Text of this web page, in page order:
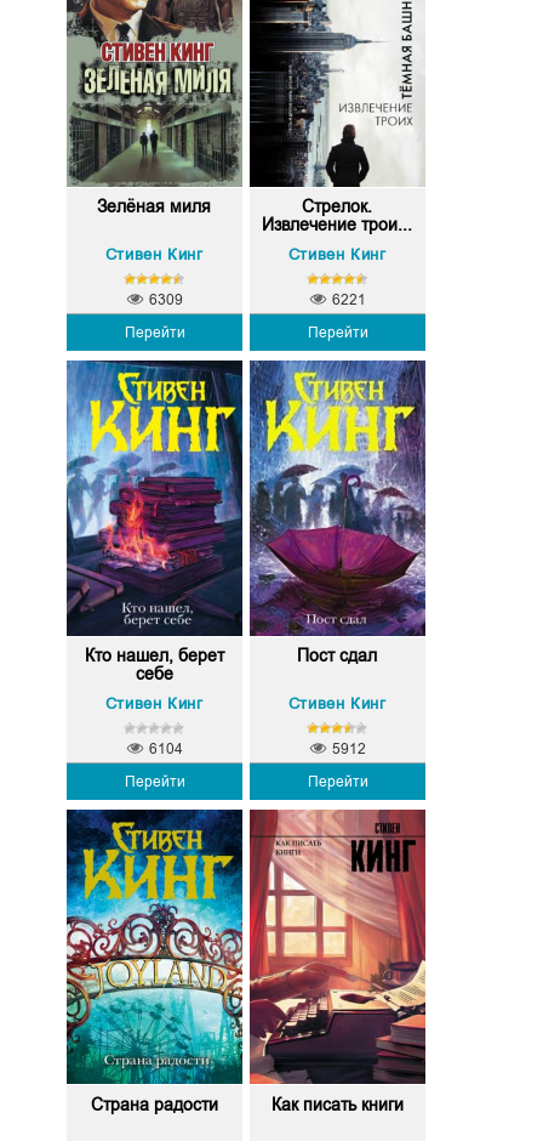
Зелёная миля
Стивен Кинг
Перейти
6309
Стрелок.
Извлечение трои...
Стивен Кинг
Перейти
6221
Кто нашел, берет
себе
Стивен Кинг
Перейти
6104
Пост сдал
Стивен Кинг
Перейти
5912
Страна радости Как писать книги